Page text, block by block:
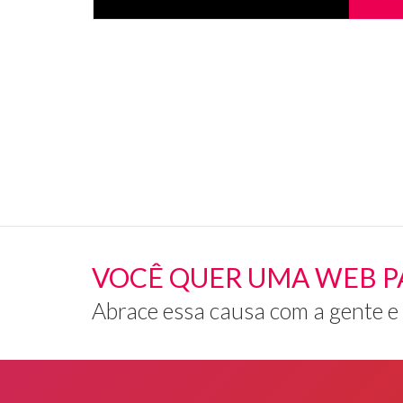
laptop,
VOCÊ QUER UMA WEB
Abrace essa causa com a gente e